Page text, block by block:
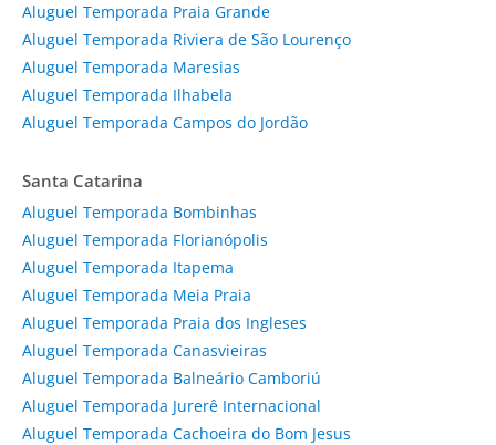
Aluguel Temporada Praia Grande
Aluguel Temporada Riviera de São Lourenço
Aluguel Temporada Maresias
Aluguel Temporada Ilhabela
Aluguel Temporada Campos do Jordão
Santa Catarina
Aluguel Temporada Bombinhas
Aluguel Temporada Florianópolis
Aluguel Temporada Itapema
Aluguel Temporada Meia Praia
Aluguel Temporada Praia dos Ingleses
Aluguel Temporada Canasvieiras
Aluguel Temporada Balneário Camboriú
Aluguel Temporada Jurerê Internacional
Aluguel Temporada Cachoeira do Bom Jesus